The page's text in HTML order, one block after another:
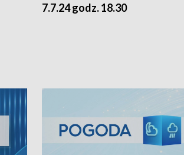
7.7.24 godz. 18.30